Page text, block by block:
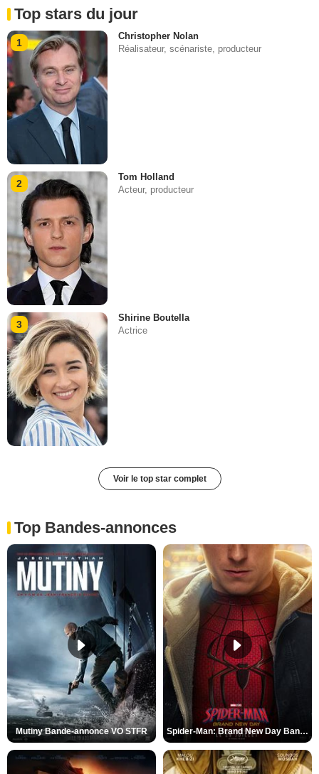
Top stars du jour
1
Christopher Nolan
Réalisateur, scénariste, producteur
2
Tom Holland
Acteur, producteur
3
Shirine Boutella
Actrice
Voir le top star complet
Top Bandes-annonces
Mutiny Bande-annonce VO STFR Spider-Man: Brand New Day Bande-annonce VO STFR